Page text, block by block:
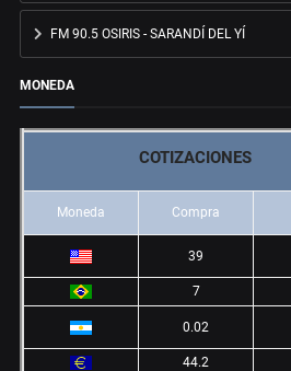
FM 90.5 OSIRIS - SARANDÍ DEL YÍ
MONEDA
COTIZACIONES
Moneda Compra
39
7
0.02
44.2